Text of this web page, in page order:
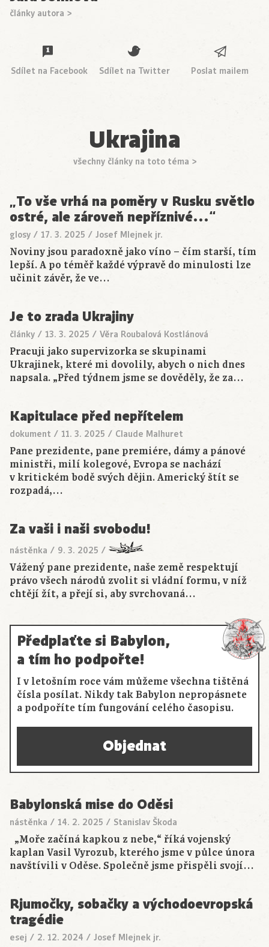
články autora >
Sdílet na Facebook Sdílet na Twitter Poslat mailem
Ukrajina
všechny články na toto téma >
„To vše vrhá na poměry v Rusku světlo
ostré, ale zároveň nepříznivé…“
glosy / 17. 3. 2025 / Josef Mlejnek jr.
Noviny jsou paradoxně jako víno – čím starší, tím
lepší. A po téměř každé výpravě do minulosti lze
učinit závěr, že ve…
Je to zrada Ukrajiny
články / 13. 3. 2025 / Věra Roubalová Kostlánová
Pracuji jako supervizorka se skupinami
Ukrajinek, které mi dovolily, abych o nich dnes
napsala. „Před týdnem jsme se dověděly, že za…
Kapitulace před nepřítelem
dokument / 11. 3. 2025 / Claude Malhuret
Pane prezidente, pane premiére, dámy a pánové
ministři, milí kolegové, Evropa se nachází
v kritickém bodě svých dějin. Americký štít se
rozpadá,…
Za vaši i naši svobodu!
nástěnka / 9. 3. 2025 /
Vážený pane prezidente, naše země respektují
právo všech národů zvolit si vládní formu, v níž
chtějí žít, a přejí si, aby svrchovaná…
Předplaťte si Babylon,
a tím ho podpořte!
I v letošním roce vám můžeme všechna tištěná
čísla posílat. Nikdy tak Babylon nepropásnete
a podpoříte tím fungování celého časopisu.
Objednat
Babylonská mise do Oděsi
nástěnka / 14. 2. 2025 / Stanislav Škoda
„Moře začíná kapkou z nebe,“ říká vojenský
kaplan Vasil Vyrozub, kterého jsme v půlce února
navštívili v Oděse. Společně jsme přispěli svojí…
Rjumočky, sobačky a východoevropská
tragédie
esej / 2. 12. 2024 / Josef Mlejnek jr.